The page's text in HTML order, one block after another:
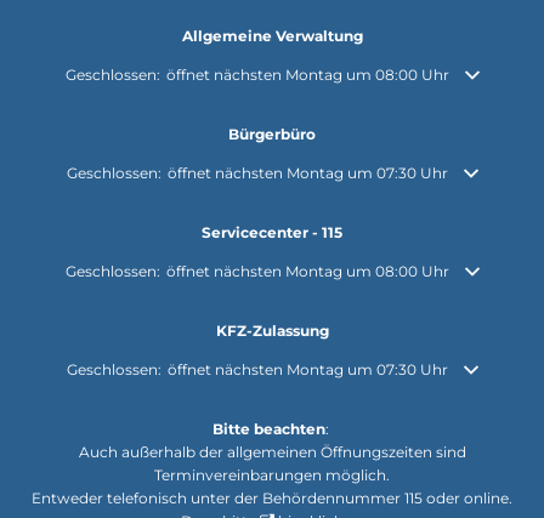
Allgemeine Verwaltung
Klicken, um weitere Öffnungs- oder Schließzeiten auszublenden
Geschlossen: öffnet nächsten Montag um 08:00 Uhr
Bürgerbüro
Klicken, um weitere Öffnungs- oder Schließzeiten auszublenden
Geschlossen: öffnet nächsten Montag um 07:30 Uhr
Servicecenter - 115
Klicken, um weitere Öffnungs- oder Schließzeiten auszublenden
Geschlossen: öffnet nächsten Montag um 08:00 Uhr
KFZ-Zulassung
Klicken, um weitere Öffnungs- oder Schließzeiten auszublenden
Geschlossen: öffnet nächsten Montag um 07:30 Uhr
Bitte beachten:
Auch außerhalb der allgemeinen Öffnungszeiten sind
Terminvereinbarungen möglich.
Entweder telefonisch unter der Behördennummer 115 oder online.